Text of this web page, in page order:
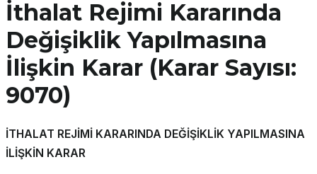
İthalat Rejimi Kararında
Değişiklik Yapılmasına
İlişkin Karar (Karar Sayısı:
9070)
İTHALAT REJİMİ KARARINDA DEĞİŞİKLİK YAPILMASINA
İLİŞKİN KARAR